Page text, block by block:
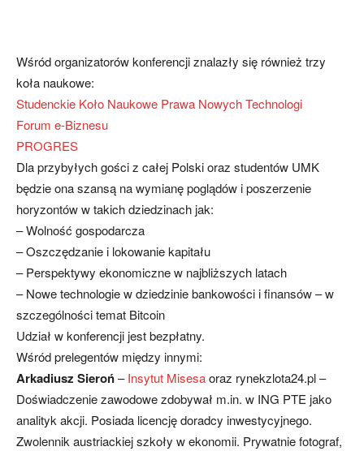
Wśród organizatorów konferencji znalazły się również trzy
koła naukowe:
Studenckie Koło Naukowe Prawa Nowych Technologi
Forum e-Biznesu
PROGRES
Dla przybyłych gości z całej Polski oraz studentów UMK
będzie ona szansą na wymianę poglądów i poszerzenie
horyzontów w takich dziedzinach jak:
– Wolność gospodarcza
– Oszczędzanie i lokowanie kapitału
– Perspektywy ekonomiczne w najbliższych latach
– Nowe technologie w dziedzinie bankowości i finansów – w
szczególności temat Bitcoin
Udział w konferencji jest bezpłatny.
Wśród prelegentów między innymi:
Arkadiusz Sieroń–Insytut Misesaoraz rynekzlota24.pl –
Doświadczenie zawodowe zdobywał m.in. w ING PTE jako
analityk akcji. Posiada licencję doradcy inwestycyjnego.
Zwolennik austriackiej szkoły w ekonomii. Prywatnie fotograf,